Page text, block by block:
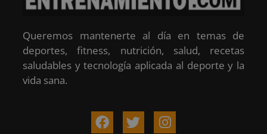
Queremos mantenerte al día en temas de
deportes, fitness, nutrición, salud, recetas
saludables y tecnología aplicada al deporte y la
vida sana.